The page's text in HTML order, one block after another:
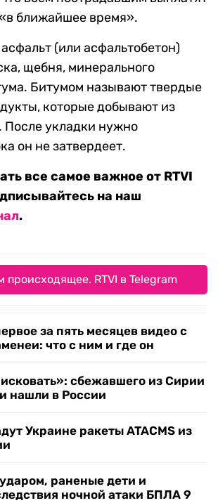
ближайшее время».
(или асфальтобетон)
щебня, минерального
Битумом называют твердые
которые добывают из
После укладки нужно
он не затвердеет.
все самое важное от RTVI
на наш
.
происходящее. RTVI в Telegram
за пять месяцев видео с
что с ним и где он
сбежавшего из Сирии
нашли в России
Украине ракеты ATACMS из
раненые дети и
ночной атаки БПЛА 9